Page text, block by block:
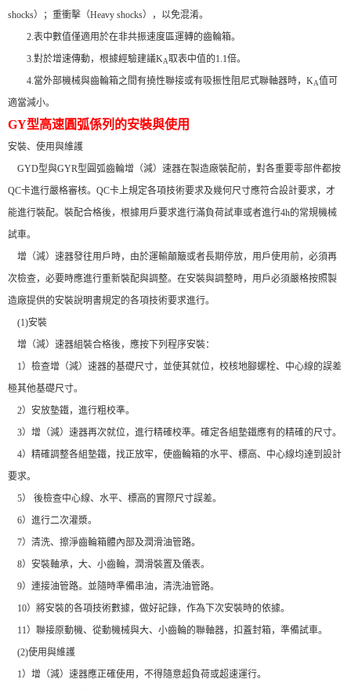
shocks）；重衝擊（Heavy shocks），以免混淆。
2.表中數值僅適用於在非共振速度區運轉的齒輪箱。
3.對於增速傳動，根據經驗建議KA取表中值的1.1倍。
4.當外部機械與齒輪箱之間有撓性聯接或有吸振性阻尼式聯軸器時，KA值可
適當減小。
GY型高速圓弧係列的安裝與使用
安裝、使用與維護
GYD型與GYR型圓弧齒輪增（減）速器在製造廠裝配前，對各重要零部件都按
QC卡進行嚴格審核。QC卡上規定各項技術要求及幾何尺寸應符合設計要求，才
能進行裝配。裝配合格後，根據用戶要求進行滿負荷試車或者進行4h的常規機械
試車。
增（減）速器發往用戶時，由於運輸顛簸或者長期停放，用戶使用前，必須再
次檢查，必要時應進行重新裝配與調整。在安裝與調整時，用戶必須嚴格按照製
造廠提供的安裝說明書規定的各項技術要求進行。
(1)安裝
增（減）速器組裝合格後，應按下列程序安裝：
1）檢查增（減）速器的基礎尺寸，並使其就位，校核地腳螺栓、中心線的誤差
極其他基礎尺寸。
2）安放墊鐵，進行粗校準。
3）增（減）速器再次就位，進行精確校準。確定各組墊鐵應有的精確的尺寸。
4）精確調整各組墊鐵，找正放牢，使齒輪箱的水平、標高、中心線均達到設計
要求。
5） 後檢查中心線、水平、標高的實際尺寸誤差。
6）進行二次灌漿。
7）清洗、擦淨齒輪箱體內部及潤滑油管路。
8）安裝軸承，大、小齒輪，潤滑裝置及儀表。
9）連接油管路。並隨時準備串油，清洗油管路。
10）將安裝的各項技術數據，做好記錄，作為下次安裝時的依據。
11）聯接原動機、從動機械與大、小齒輪的聯軸器，扣蓋封箱，準備試車。
(2)使用與維護
1）增（減）速器應正確使用，不得隨意超負荷或超速運行。